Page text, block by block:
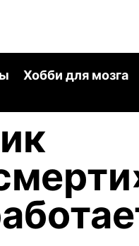
Хобби для мозга